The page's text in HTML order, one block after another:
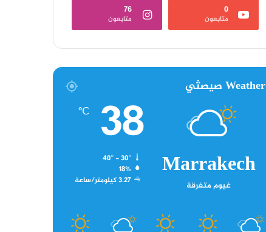
0
متابعون
76
متابعون
Weather صيصثي
Marrakech
غيوم متفرقة
38
℃
40º - 30º
18%
3.27 كيلومتر/ساعة